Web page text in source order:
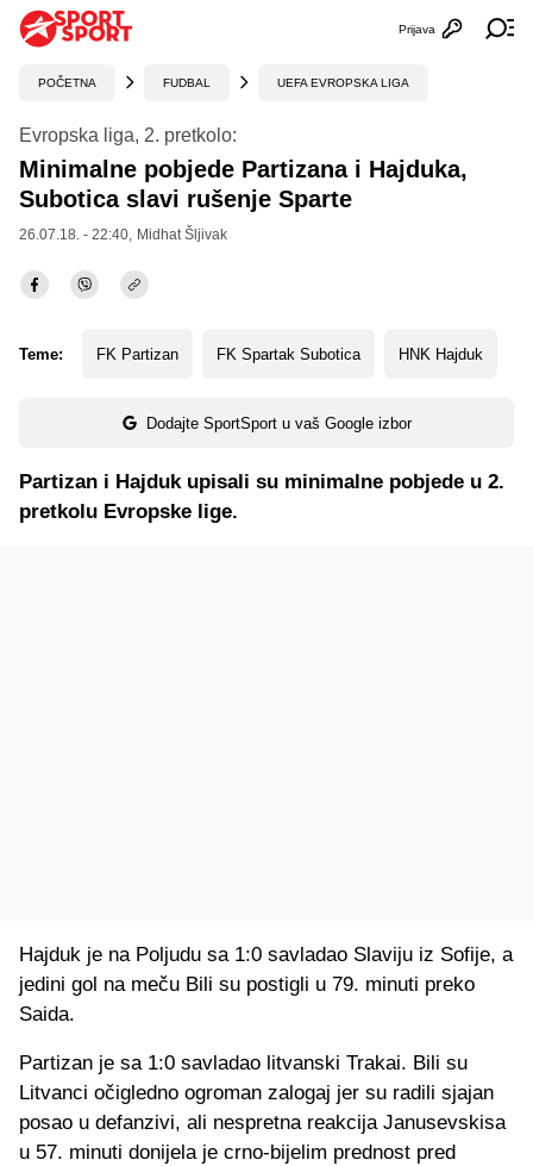
Otvori
Prijava
POČETNA FUDBAL UEFA EVROPSKA LIGA
Evropska liga, 2. pretkolo:
Minimalne pobjede Partizana i Hajduka,
Subotica slavi rušenje Sparte
26.07.18. - 22:40, Midhat Šljivak
Teme: FK Partizan FK Spartak Subotica HNK Hajduk
Dodajte SportSport u vaš Google izbor
Partizan i Hajduk upisali su minimalne pobjede u 2.
pretkolu Evropske lige.
Hajduk je na Poljudu sa 1:0 savladao Slaviju iz Sofije, a
jedini gol na meču Bili su postigli u 79. minuti preko
Saida.
Partizan je sa 1:0 savladao litvanski Trakai. Bili su
Litvanci očigledno ogroman zalogaj jer su radili sjajan
posao u defanzivi, ali nespretna reakcija Janusevskisa
u 57. minuti donijela je crno-bijelim prednost pred